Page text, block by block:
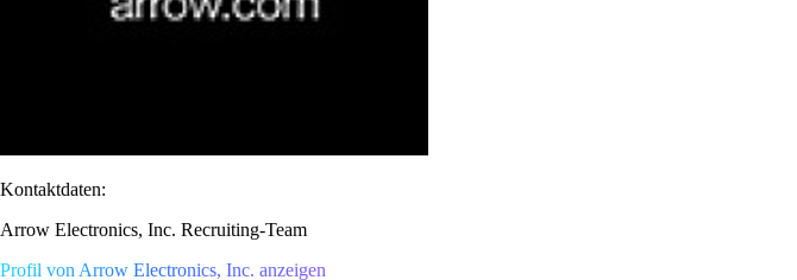
Kontaktdaten:
Arrow Electronics, Inc. Recruiting-Team
Profil von Arrow Electronics, Inc. anzeigen